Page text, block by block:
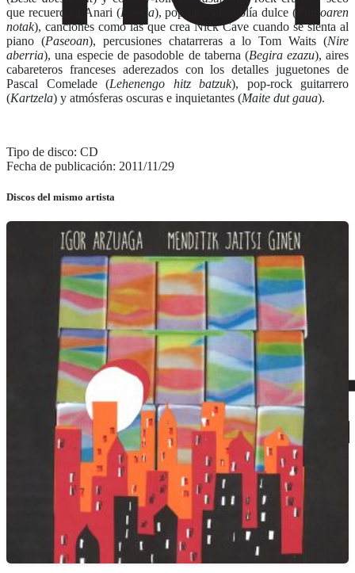
que recuerda a Anari (Poesia), pop de melancolía dulce ( Pianoaren
notak), canciones como las que crea Nick Cave cuando se sienta al
piano (Paseoan), percusiones chatarreras a lo Tom Waits (Nire
aberria), una especie de pasodoble de taberna (Begira ezazu), aires
cabareteros franceses aderezados con los detalles juguetones de
Pascal Comelade (Lehenengo hitz batzuk), pop-rock guitarrero
(Kartzela) y atmósferas oscuras e inquietantes (Maite dut gaua).
Tipo de disco: CD
Fecha de publicación: 2011/11/29
Discos del mismo artista